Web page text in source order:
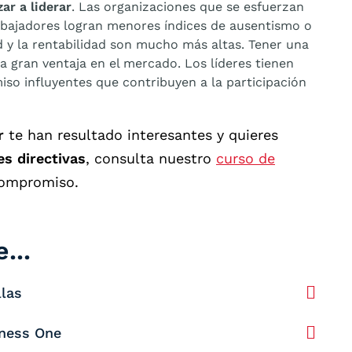
a liderar. Las organizaciones que se esfuerzan
logran menores índices de ausentismo o
la rentabilidad son mucho más altas. Tener una
ventaja en el mercado. Los líderes tienen
influyentes que contribuyen a la participación
te han resultado interesantes y quieres
directivas, consulta nuestro curso de
One